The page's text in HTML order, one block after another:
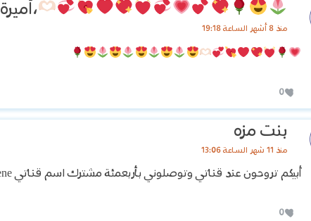
،أميرة
منذ 8 أشهر الساعة 19:18
0
بنت مزه
منذ 11 شهر الساعة 13:06
أبيكم تروحون عند قناتي وتوصلوني بأربعمئة مشترك اسم قناتي just nene.#
0